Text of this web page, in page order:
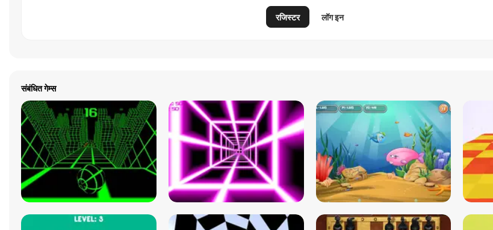
रजिस्टर लॉग इन
संबंधित गेम्स